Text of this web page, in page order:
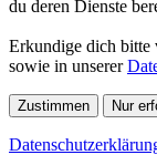
du deren Dienste
Erkundige dich bitte
sowie in unserer
Zustimmen Nur